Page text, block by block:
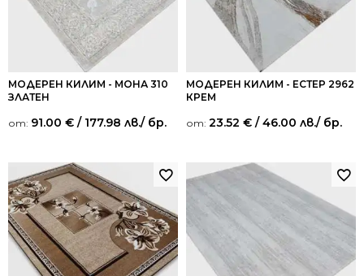
МОДЕРЕН КИЛИМ - МОНА 310
ЗЛАТЕН
от: 91.00 € / 177.98 лв./ бр.
МОДЕРЕН КИЛИМ - ЕСТЕР 2962
КРЕМ
от: 23.52 € / 46.00 лв./ бр.